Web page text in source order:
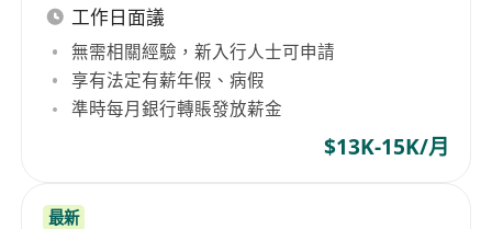
工作日面議
無需相關經驗，新入行人士可申請
享有法定有薪年假、病假
準時每月銀行轉賬發放薪金
$13K-15K/月
最新